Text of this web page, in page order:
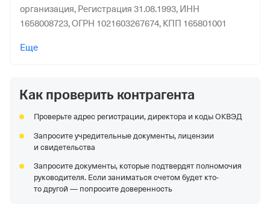
организация, Регистрация 31.08.1993, ИНН
1658008723,ОГРН 1021603267674, КПП 165801001
ООО "ОПХ"
АО "БСК"— Действующая организация,Регистрация
026801001
АО "ЩЕКИНОАЗОТ"— Действующая организация,
Регистрация 10.12.1992,
1027100507015,КПП 711801001
ООО "КДВ ВОРОНЕЖ"— Действующая организация,
Еще
Как проверить контрагента
Проверьте адрес регистрации, директора и коды ОКВЭД
Запросите учредительные документы, лицензии
и свидетельства
Запросите документы, которые подтвердят полномочия
руководителя. Если заниматься счетом будет кто-
то другой — попросите доверенность